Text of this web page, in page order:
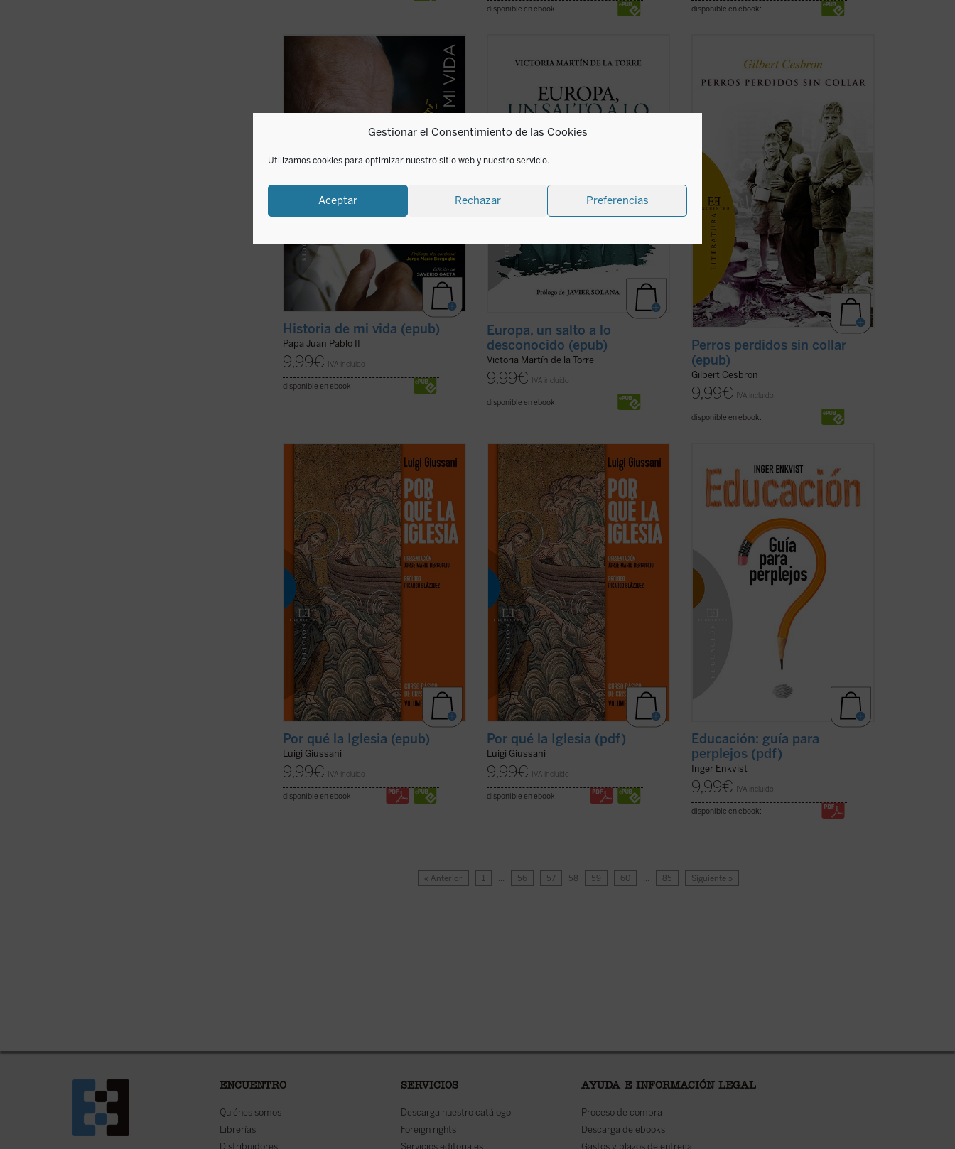
Gestionar el Consentimiento de las Cookies
Utilizamos cookies para optimizar nuestro sitio web y nuestro servicio.
Aceptar Rechazar Preferencias
disponible en ebook: disponible en ebook:
Una verdadera «autobiografía» del papa
Wojtyla formada a partir de las
confidencias personales que él mismo
fue revelando en cerca de 15.000 textos
y discursos dirigidos a personas de todo
(ver ficha)
Historia de mi vida (epub)
Papa Juan Pablo II
9,99€ IVA incluido
disponible en ebook:
este relato de no ficción recrea la década
Comunidades Europeas (1948-1957), a
través de algunos de los principales
europea ...(ver ficha)
Europa, un salto a lo
desconocido (epub)
Victoria Martín de la Torre
9,99€ IVA incluido
disponible en ebook:
una generación de chicos huérfanos de la
Segunda Guerra Mundial o abandonados
dificultades de la posguerra han sido
marginados por la sociedad y recluidos
en fríos y hostiles ...(ver ficha)
Perros perdidos sin collar
(epub)
Gilbert Cesbron
9,99€ IVA incluido
disponible en ebook:
«Viviendo la experiencia de la comunidad
cristiana el hombre de hoy puede
verificar que esta realidad no es
solamente humana, sino que esta vida
corresponde a las exigencias más
radicales del corazón, que permite
encarar las circunstancias y los ...(ver
ficha)
Por qué la Iglesia (epub)
Luigi Giussani
9,99€ IVA incluido
disponible en ebook:
«Viviendo la experiencia de la comunidad
cristiana el hombre de hoy puede
verificar que esta realidad no es
solamente humana, sino que esta vida
corresponde a las exigencias más
radicales del corazón, que permite
encarar las circunstancias y los ...(ver
ficha)
Por qué la Iglesia (pdf)
Luigi Giussani
9,99€ IVA incluido
disponible en ebook:
Educación: guía para
perplejos (pdf)
Inger Enkvist
9,99€ IVA incluido
disponible en ebook:
« Anterior 1 … 56 57 58 59 60 … 85 Siguiente »
ENCUENTRO
Quiénes somos
Librerías
Distribuidores
SERVICIOS
Descarga nuestro catálogo
Foreign rights
Servicios editoriales
AYUDA E INFORMACIÓN LEGAL
Proceso de compra
Descarga de ebooks
Gastos y plazos de entrega